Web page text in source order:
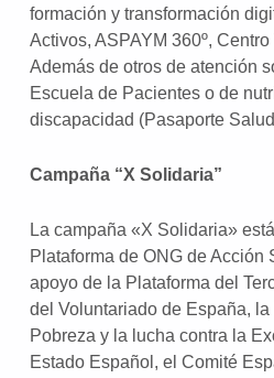
formación y transformación
Activos, ASPAYM 360º,
Además de otros de atención
Escuela de Pacientes o de
discapacidad (Pasaporte
Campaña “X Solidaria”
La campaña «X Solidaria»
Plataforma de ONG de Acción
apoyo de la Plataforma del
del Voluntariado de España,
Pobreza y la lucha contra la
Estado Español, el Comité